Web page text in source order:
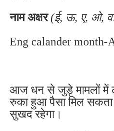
नाम अक्षर (ई, ऊ, ए, ओ,
Eng calander
आज धन से जुड़े मामलों में
रुका हुआ पैसा मिल सकता
सुखद रहेगा।